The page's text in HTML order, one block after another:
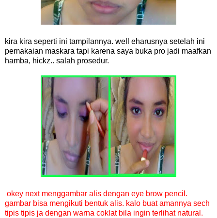
kira kira seperti ini tampilannya. well eharusnya setelah ini
pemakaian maskara tapi karena saya buka pro jadi maafkan
hamba, hickz.. salah prosedur.
okey next menggambar alis dengan eye brow pencil.
gambar bisa mengikuti bentuk alis. kalo buat amannya sech
tipis tipis ja dengan warna coklat bila ingin terlihat natural.